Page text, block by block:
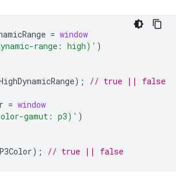
= window
range: high)' )
); // true || false
= window
gamut: p3)' )
); // true || false